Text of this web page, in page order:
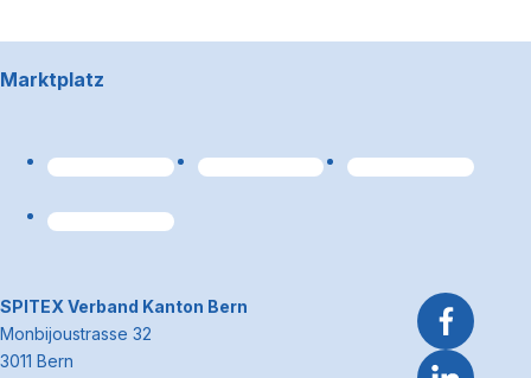
Marktplatz
~Kontaktinformationen
SPITEX Verband Kanton Bern
Monbijoustrasse 32
3011 Bern